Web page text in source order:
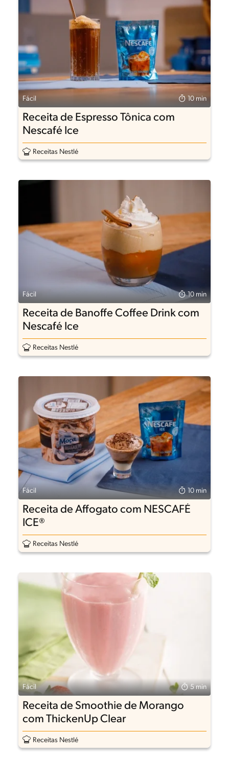
Fácil 10 min
Receita de Espresso Tônica com
Nescafé Ice
Receitas Nestlé
Fácil 10 min
Receita de Banoffe Coffee Drink com
Nescafé Ice
Receitas Nestlé
Fácil 10 min
Receita de Affogato com NESCAFÉ
ICE®
Receitas Nestlé
Fácil 5 min
Receita de Smoothie de Morango
com ThickenUp Clear
Receitas Nestlé